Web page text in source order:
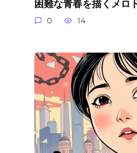
困難な青春を描くメロ
0 14